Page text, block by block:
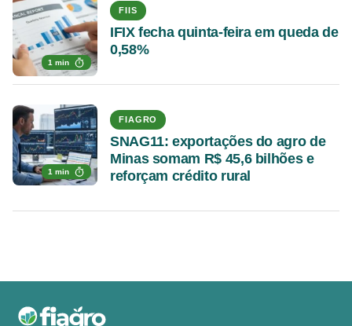
1 min
FIIS
IFIX fecha quinta-feira em queda de
0,58%
1 min
FIAGRO
SNAG11: exportações do agro de
Minas somam R$ 45,6 bilhões e
reforçam crédito rural